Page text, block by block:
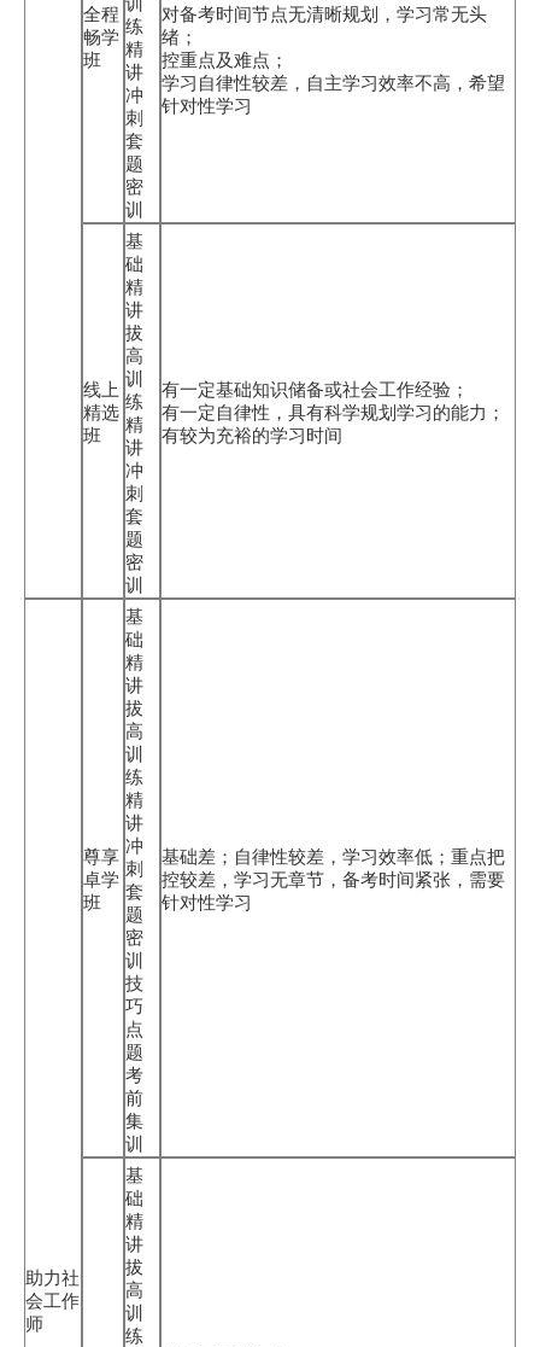
全程
畅学
班
练
精
讲
冲
刺
套
题
密
训
对备考时间节点无清晰规划，学习常无头
绪；
控重点及难点；
学习自律性较差，自主学习效率不高，希望
针对性学习
线上
精选
班
基
础
精
讲
拔
高
训
练
精
讲
冲
刺
套
题
密
训
有一定基础知识储备或社会工作经验；
有一定自律性，具有科学规划学习的能力；
有较为充裕的学习时间
助力社
会工作
师
尊享
卓学
班
基
础
精
讲
拔
高
训
练
精
讲
冲
刺
套
题
密
训
技
巧
点
题
考
前
集
训
基础差；自律性较差，学习效率低；重点把
控较差，学习无章节，备考时间紧张，需要
针对性学习
基
础
精
讲
拔
高
训
练